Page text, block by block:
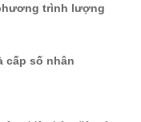
trình lượng
cấp số nhân